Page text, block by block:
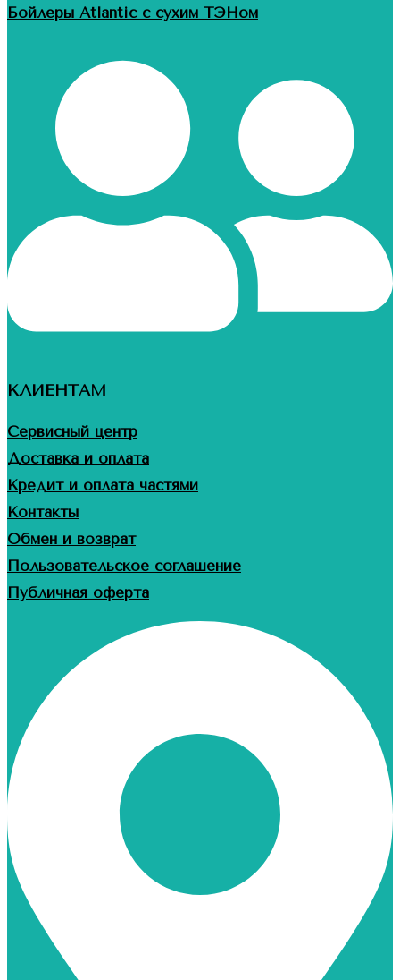
Бойлеры Atlantic с сухим ТЭНом
КЛИЕНТАМ
Сервисный центр
Доставка и оплата
Кредит и оплата частями
Контакты
Обмен и возврат
Пользовательское соглашение
Публичная оферта